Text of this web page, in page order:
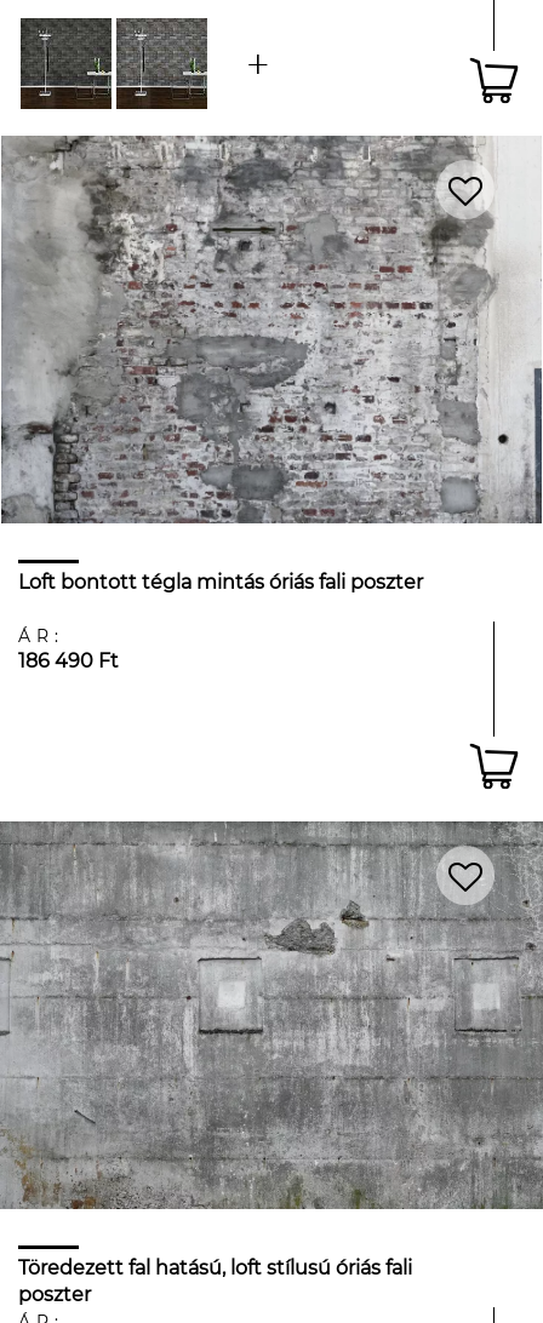
Loft bontott tégla mintás óriás fali poszter
ÁR:
186 490 Ft
Töredezett fal hatású, loft stílusú óriás fali
poszter